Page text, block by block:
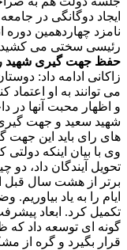
ایجاد دوگانگی در جامعه
نامزد چهاردهمین
رئیسی سختی می
حفظ جهت گیری شهید
زاکانی ادامه داد:
می توانند به او
و اظهار محبت آنها در
شهید سعید و جهت
های رای باید این
وی با بیان اینکه
تحویل آیندگان داد،
برتر از هشت سال قبل
ایام را به یاد بیاوریم.
تکمیل کرد. ابعاد
گونه ای توسعه داد که
قرار بگیرد و گره از